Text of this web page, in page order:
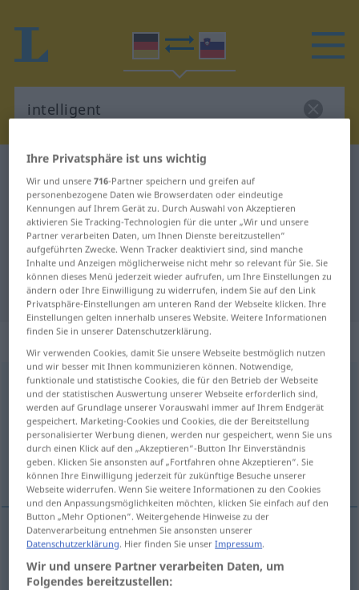
Deutsch-Slowenisch Wörterbuch
Deutsch-Slowenisch Übersetzung
für "intelligent"
"intelligent" Slowenisch
Übersetzung
„intelligent“
intelligent
Übersicht aller Übersetzungen
(Für mehr Details die Übersetzung anklicken/antippen)
inteligénten
inteligénten intelligent
Ihre Privatsphäre ist uns wichtig
Wir und unsere716-Partner speichern und greifen auf
personenbezogene Daten wie Browserdaten oder eindeutige
Kennungen auf Ihrem Gerät zu. Durch Auswahl von Akzeptieren
aktivieren Sie Tracking-Technologien für die unter „Wir und unsere
Partner verarbeiten Daten, um Ihnen Dienste bereitzustellen“
aufgeführten Zwecke. Wenn Tracker deaktiviert sind, sind manche
Inhalte und Anzeigen möglicherweise nicht mehr so relevant für Sie. Sie
können dieses Menü jederzeit wieder aufrufen, um Ihre Einstellungen zu
ändern oder Ihre Einwilligung zu widerrufen, indem Sie auf den Link
Privatsphäre-Einstellungen am unteren Rand der Webseite klicken. Ihre
Einstellungen gelten innerhalb unseres Website. Weitere Informationen
finden Sie in unserer Datenschutzerklärung.
Wir verwenden Cookies, damit Sie unsere Webseite bestmöglich nutzen
und wir besser mit Ihnen kommunizieren können. Notwendige,
funktionale und statistische Cookies, die für den Betrieb der Webseite
und der statistischen Auswertung unserer Webseite erforderlich sind,
werden auf Grundlage unserer Vorauswahl immer auf Ihrem Endgerät
gespeichert. Marketing-Cookies und Cookies, die der Bereitstellung
personalisierter Werbung dienen, werden nur gespeichert, wenn Sie uns
durch einen Klick auf den „Akzeptieren“-Button Ihr Einverständnis
geben. Klicken Sie ansonsten auf „Fortfahren ohne Akzeptieren“. Sie
können Ihre Einwilligung jederzeit für zukünftige Besuche unserer
Webseite widerrufen. Wenn Sie weitere Informationen zu den Cookies
und den Anpassungsmöglichkeiten möchten, klicken Sie einfach auf den
Button „Mehr Optionen“. Weitergehende Hinweise zu der
Datenverarbeitung entnehmen Sie ansonsten unserer
Datenschutzerklärung. Hier finden Sie unserImpressum.
Wir und unsere Partner verarbeiten Daten, um
Folgendes bereitzustellen: